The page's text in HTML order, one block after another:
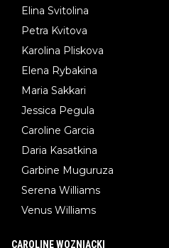
Elina Svitolina
Petra Kvitova
Karolina Pliskova
Elena Rybakina
Maria Sakkari
Jessica Pegula
Caroline Garcia
Daria Kasatkina
Garbine Muguruza
Serena Williams
Venus Williams
CAROLINE WOZNIACKI